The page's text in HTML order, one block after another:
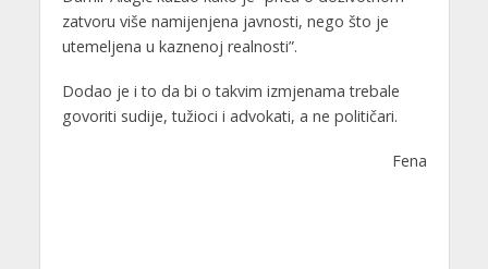
zatvoru više namijenjena javnosti, nego što je
utemeljena u kaznenoj realnosti”.
Dodao je i to da bi o takvim izmjenama trebale
govoriti sudije, tužioci i advokati, a ne političari.
Fena